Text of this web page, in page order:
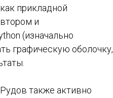
прикладной
и
(изначально
графическую оболочку,
также активно